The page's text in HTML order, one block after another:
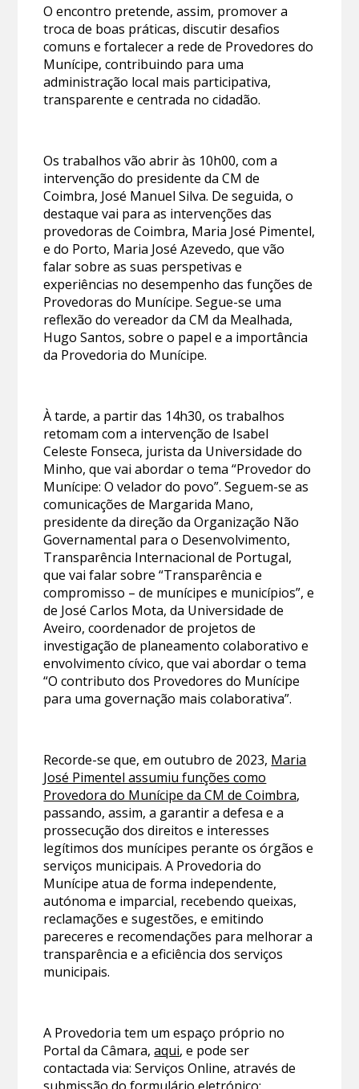
O encontro pretende, assim, promover a
troca de boas práticas, discutir desafios
comuns e fortalecer a rede de Provedores do
Munícipe, contribuindo para uma
administração local mais participativa,
transparente e centrada no cidadão.
Os trabalhos vão abrir às 10h00, com a
intervenção do presidente da CM de
Coimbra, José Manuel Silva. De seguida, o
destaque vai para as intervenções das
provedoras de Coimbra, Maria José Pimentel,
e do Porto, Maria José Azevedo, que vão
falar sobre as suas perspetivas e
experiências no desempenho das funções de
Provedoras do Munícipe. Segue-se uma
reflexão do vereador da CM da Mealhada,
Hugo Santos, sobre o papel e a importância
da Provedoria do Munícipe.
À tarde, a partir das 14h30, os trabalhos
retomam com a intervenção de Isabel
Celeste Fonseca, jurista da Universidade do
Minho, que vai abordar o tema “Provedor do
Munícipe: O velador do povo”. Seguem-se as
comunicações de Margarida Mano,
presidente da direção da Organização Não
Governamental para o Desenvolvimento,
Transparência Internacional de Portugal,
que vai falar sobre “Transparência e
compromisso – de munícipes e municípios”, e
de José Carlos Mota, da Universidade de
Aveiro, coordenador de projetos de
investigação de planeamento colaborativo e
envolvimento cívico, que vai abordar o tema
“O contributo dos Provedores do Munícipe
para uma governação mais colaborativa”.
Recorde-se que, em outubro de 2023, Maria
José Pimentel assumiu funções como
Provedora do Munícipe da CM de Coimbra,
passando, assim, a garantir a defesa e a
prossecução dos direitos e interesses
legítimos dos munícipes perante os órgãos e
serviços municipais. A Provedoria do
Munícipe atua de forma independente,
autónoma e imparcial, recebendo queixas,
reclamações e sugestões, e emitindo
pareceres e recomendações para melhorar a
transparência e a eficiência dos serviços
municipais. ​
A Provedoria tem um espaço próprio no
Portal da Câmara,aqui, e pode ser
contactada via: Serviços Online, através de